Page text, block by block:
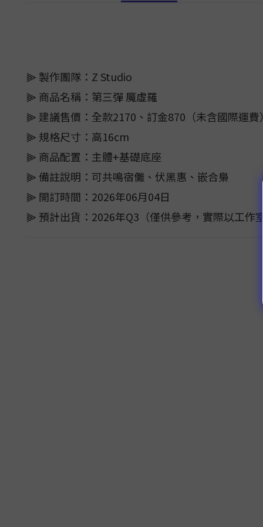
⫸ 製作團隊：Z Studio
⫸ 商品名稱：第三彈 魔虛羅
⫸ 建議售價：全款2170、訂金870（未含國際運費
⫸ 規格尺寸：高16cm
⫸ 商品配置：主體+基礎底座
⫸ 備註說明：可共鳴宿儺、伏黑惠、嵌合梟
⫸ 開訂時間：2026年06月04日
⫸ 預計出貨：2026年Q3（僅供參考，實際以工作